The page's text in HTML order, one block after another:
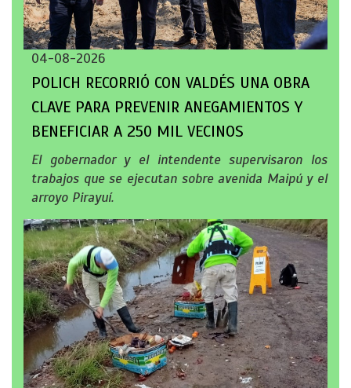
04-08-2026
POLICH RECORRIÓ CON VALDÉS UNA OBRA
CLAVE PARA PREVENIR ANEGAMIENTOS Y
BENEFICIAR A 250 MIL VECINOS
El gobernador y el intendente supervisaron los
trabajos que se ejecutan sobre avenida Maipú y el
arroyo Pirayuí.